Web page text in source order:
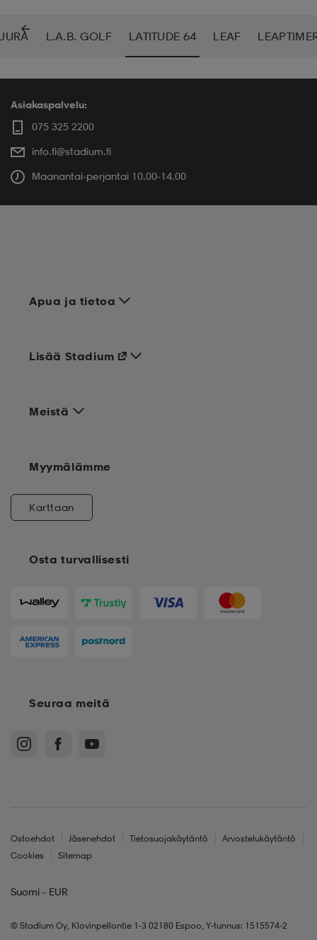
L.A.B. GOLF LATITUDE 64 LEAF
Asiakaspalvelu:
075 325 2200
info.fi@stadium.fi
Maanantai-perjantai 10.00-14.00
Apua ja tietoa
Meistä
Osta turvallisesti
Lisää Stadium
Myymälämme
Karttaan
Seuraa meitä
Ostoehdot Jäsenehdot Tietosuojakäytäntö
Arvostelukäytäntö
Cookies
Sitemap
Suomi - EUR
© Stadium Oy, Klovinpellontie 1-3 02180 Espoo, Y-tunnus: 1515574-2